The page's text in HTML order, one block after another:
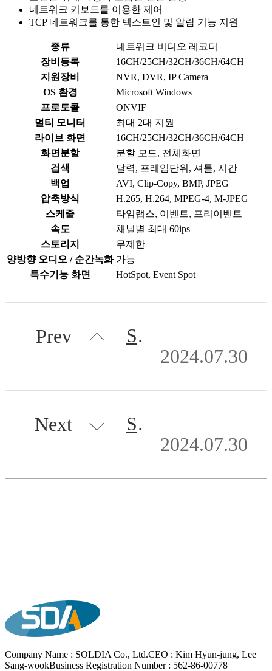
네트워크 키보드를 이용한 제어
TCP 네트워크를 통한 텍스트인 및 알람 기능 지원
종류
네트워크 비디오 레코더
장비등록
16CH/25CH/32CH/36CH/64CH
지원장비
NVR, DVR, IP Camera
OS 환경
Microsoft Windows
프로토콜
ONVIF
멀티 모니터
최대 2대 지원
라이브 화면
16CH/25CH/32CH/36CH/64CH
화면분할
분할 모드, 전체화면
검색
달력, 프레임단위, 셔틀, 시간
백업
AVI, Clip-Copy, BMP, JPEG
압축방식
H.265, H.264, MPEG-4, M-JPEG
스케줄
타임랩스, 이벤트, 프리이벤트
속도
채널별 최대 60ips
스토리지
무제한
양방향 오디오 / 순간녹화 가능
특수기능 화면
HotSpot, Event Spot
Prev
SDPN-R200W SERIES
2024.07.30
Next
SDPN-R080W SERIES
2024.07.30
Company Name : SOLDIA Co., Ltd.CEO : Kim Hyun-jung, Lee
Sang-wookBusiness Registration Number : 562-86-00778